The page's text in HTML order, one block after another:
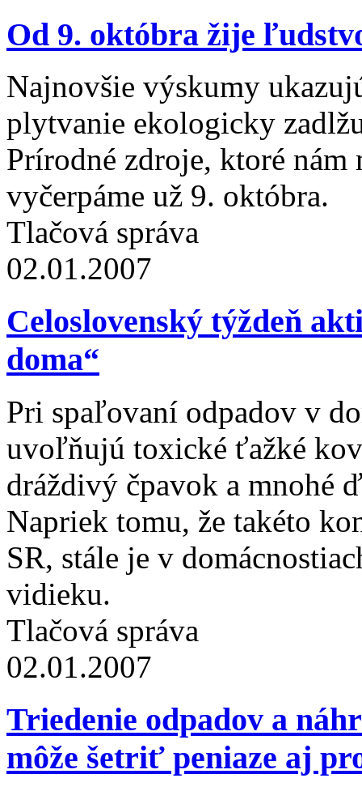
Od 9. októbra žije
Najnovšie výskumy
plytvanie ekologicky
Prírodné zdroje, ktoré
vyčerpáme už 9. októbra.
Tlačová správa
02.01.2007
Celoslovenský týždeň
doma“
Pri spaľovaní odpadov v
uvoľňujú toxické ťažké
dráždivý čpavok a mnohé
Napriek tomu, že takéto
SR, stále je v
vidieku.
Tlačová správa
02.01.2007
Triedenie odpadov a
môže šetriť peniaze aj